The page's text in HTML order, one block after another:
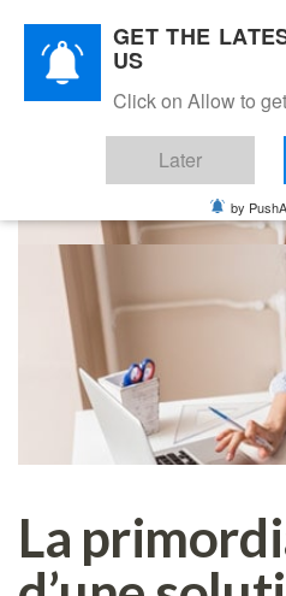
to
primary
navigation
La
GET THE
US
Click on Allow to
Later
by